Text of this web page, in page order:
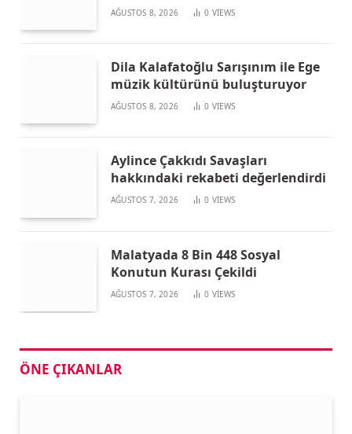
AĞUSTOS 8, 2026 0 VIEWS
Dila Kalafatoğlu Sarışınım ile Ege
müzik kültürünü buluşturuyor
AĞUSTOS 8, 2026 0 VIEWS
Aylince Çakkıdı Savaşları
hakkındaki rekabeti değerlendirdi
AĞUSTOS 7, 2026 0 VIEWS
Malatyada 8 Bin 448 Sosyal
Konutun Kurası Çekildi
AĞUSTOS 7, 2026 0 VIEWS
ÖNE ÇIKANLAR